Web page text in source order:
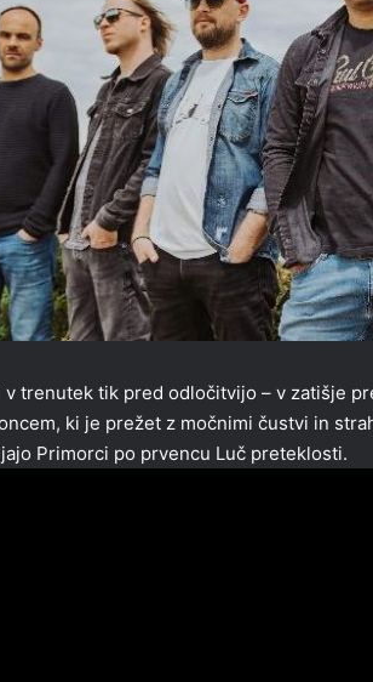
v trenutek tik pred odločitvijo – v zatišje
ki je prežet z močnimi čustvi in
Primorci po prvencu Luč preteklosti.